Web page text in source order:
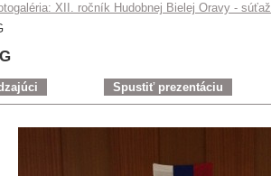
XII. ročník Hudobnej Bielej Oravy - súťaž
Spustiť prezentáciu